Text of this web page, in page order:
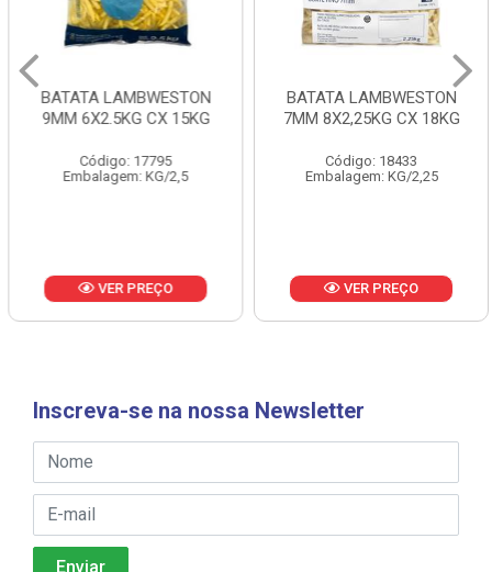
BATATA LAMBWESTON
9MM 6X2.5KG CX 15KG
Código: 17795
Embalagem: KG/2,5
VER PREÇO
BATATA LAMBWESTON
7MM 8X2,25KG CX 18KG
Código: 18433
Embalagem: KG/2,25
VER PREÇO
Inscreva-se na nossa Newsletter